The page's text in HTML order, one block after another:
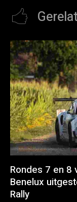
Rondes 7 en 8
Benelux
Rally